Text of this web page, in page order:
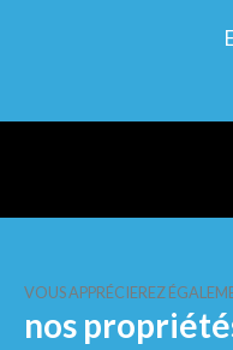
VOUS APPRÉCIEREZ
nos